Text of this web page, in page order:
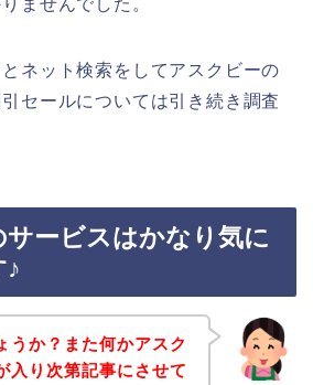
ネット検索をしてアスクビーの
セールについては引き続き調査
ービスはかなり気に
うか？また何かアスク
入り次第記事にさせて